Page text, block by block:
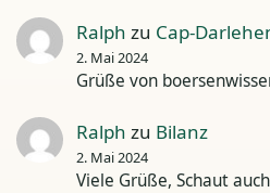
Ralph zu Cap-
2. Mai 2024
Grüße von
Ralph zu Bilanz
2. Mai 2024
Viele Grüße, Schaut